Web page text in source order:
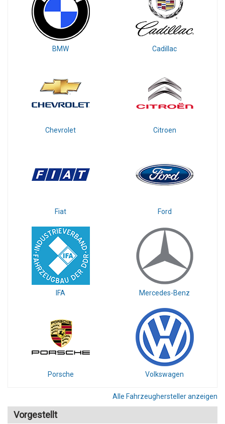
BMW Cadillac
Chevrolet Citroen
Fiat Ford
IFA Mercedes-Benz
Porsche Volkswagen
Alle Fahrzeughersteller anzeigen
Vorgestellt